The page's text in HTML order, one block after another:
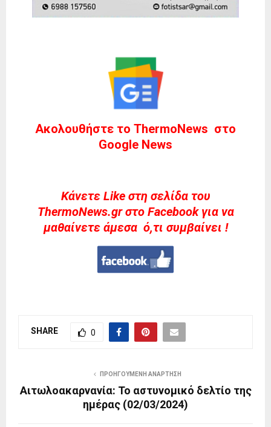
Ακολουθήστε το ThermoNews στο
Google News
Kάνετε Like στη σελίδα του
ThermoNews.gr στο Facebook για να
μαθαίνετε άμεσα ό,τι συμβαίνει !
SHARE 0
ΠΡΟΗΓΟΎΜΕΝΗ ΑΝΆΡΤΗΣΗ
Αιτωλοακαρνανία: Το αστυνομικό δελτίο της
ημέρας (02/03/2024)